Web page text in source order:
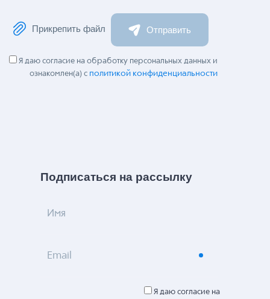
Прикрепить файл Отправить
Я даю согласие на обработку персональных данных и
ознакомлен(а) с политикой конфиденциальности
Подписаться на рассылку
Имя
Email
Я даю согласие на